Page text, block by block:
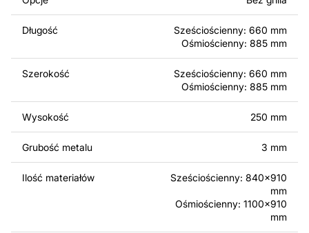
komercyjnego, w tym do sprzedaży produktów
wykonanych na podstawie tych projektów. Należy
jednak pamiętać, że odsprzedaż lub udostępnianie
oryginalnych bądź zmodyfikowanych plików jest
surowo zabronione.
Za dodatkową opłatą możemy dostosować projekt
poprzez dodanie tekstu, obrazów lub logo Twojej firmy
albo wprowadzenie innych modyfikacji według Twoich
potrzeb. Jeśli potrzebujesz indywidualnego projektu
metalowego produktu, skontaktuj się z nami.
pomocy, skontaktuj się z nami w dowolnym momencie –
Długość
Sześciościenny: 660 mm
Ośmiościenny: 885 mm
Szerokość
Sześciościenny: 660 mm
Ośmiościenny: 885 mm
Wysokość 250 mm
Grubość metalu 3 mm
Ilość materiałów
Sześciościenny: 840x910
mm
Ośmiościenny: 1100x910
mm